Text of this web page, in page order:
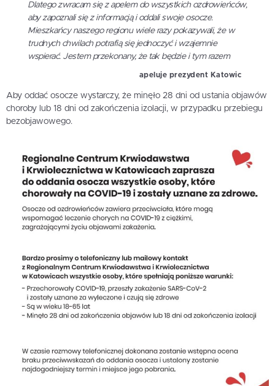
Dlatego zwracam się z apelem do wszystkich ozdrowieńców,
aby zapoznali się z informacją i oddali swoje osocze.
Mieszkańcy naszego regionu wiele razy pokazywali, że w
trudnych chwilach potrafią się jednoczyć i wzajemnie
wspierać. Jestem przekonany, że tak będzie i tym razem
apeluje prezydent Katowic
Aby oddać osocze wystarczy, że minęło 28 dni od ustania objawów
choroby lub 18 dni od zakończenia izolacji, w przypadku przebiegu
bezobjawowego.